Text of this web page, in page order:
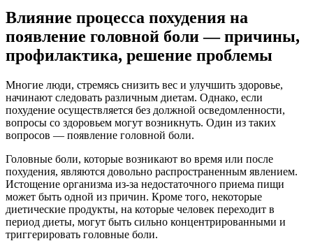
Влияние процесса похудения на
появление головной боли — причины,
профилактика, решение проблемы
Многие люди, стремясь снизить вес и улучшить здоровье,
начинают следовать различным диетам. Однако, если
похудение осуществляется без должной осведомленности,
вопросы со здоровьем могут возникнуть. Один из таких
вопросов — появление головной боли.
Головные боли, которые возникают во время или после
похудения, являются довольно распространенным явлением.
Истощение организма из-за недостаточного приема пищи
может быть одной из причин. Кроме того, некоторые
диетические продукты, на которые человек переходит в
период диеты, могут быть сильно концентрированными и
триггерировать головные боли.